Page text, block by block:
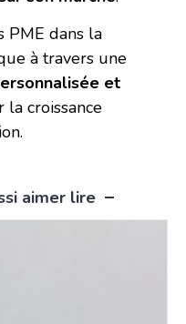
PME dans la
à travers une
et
la croissance
aimer lire